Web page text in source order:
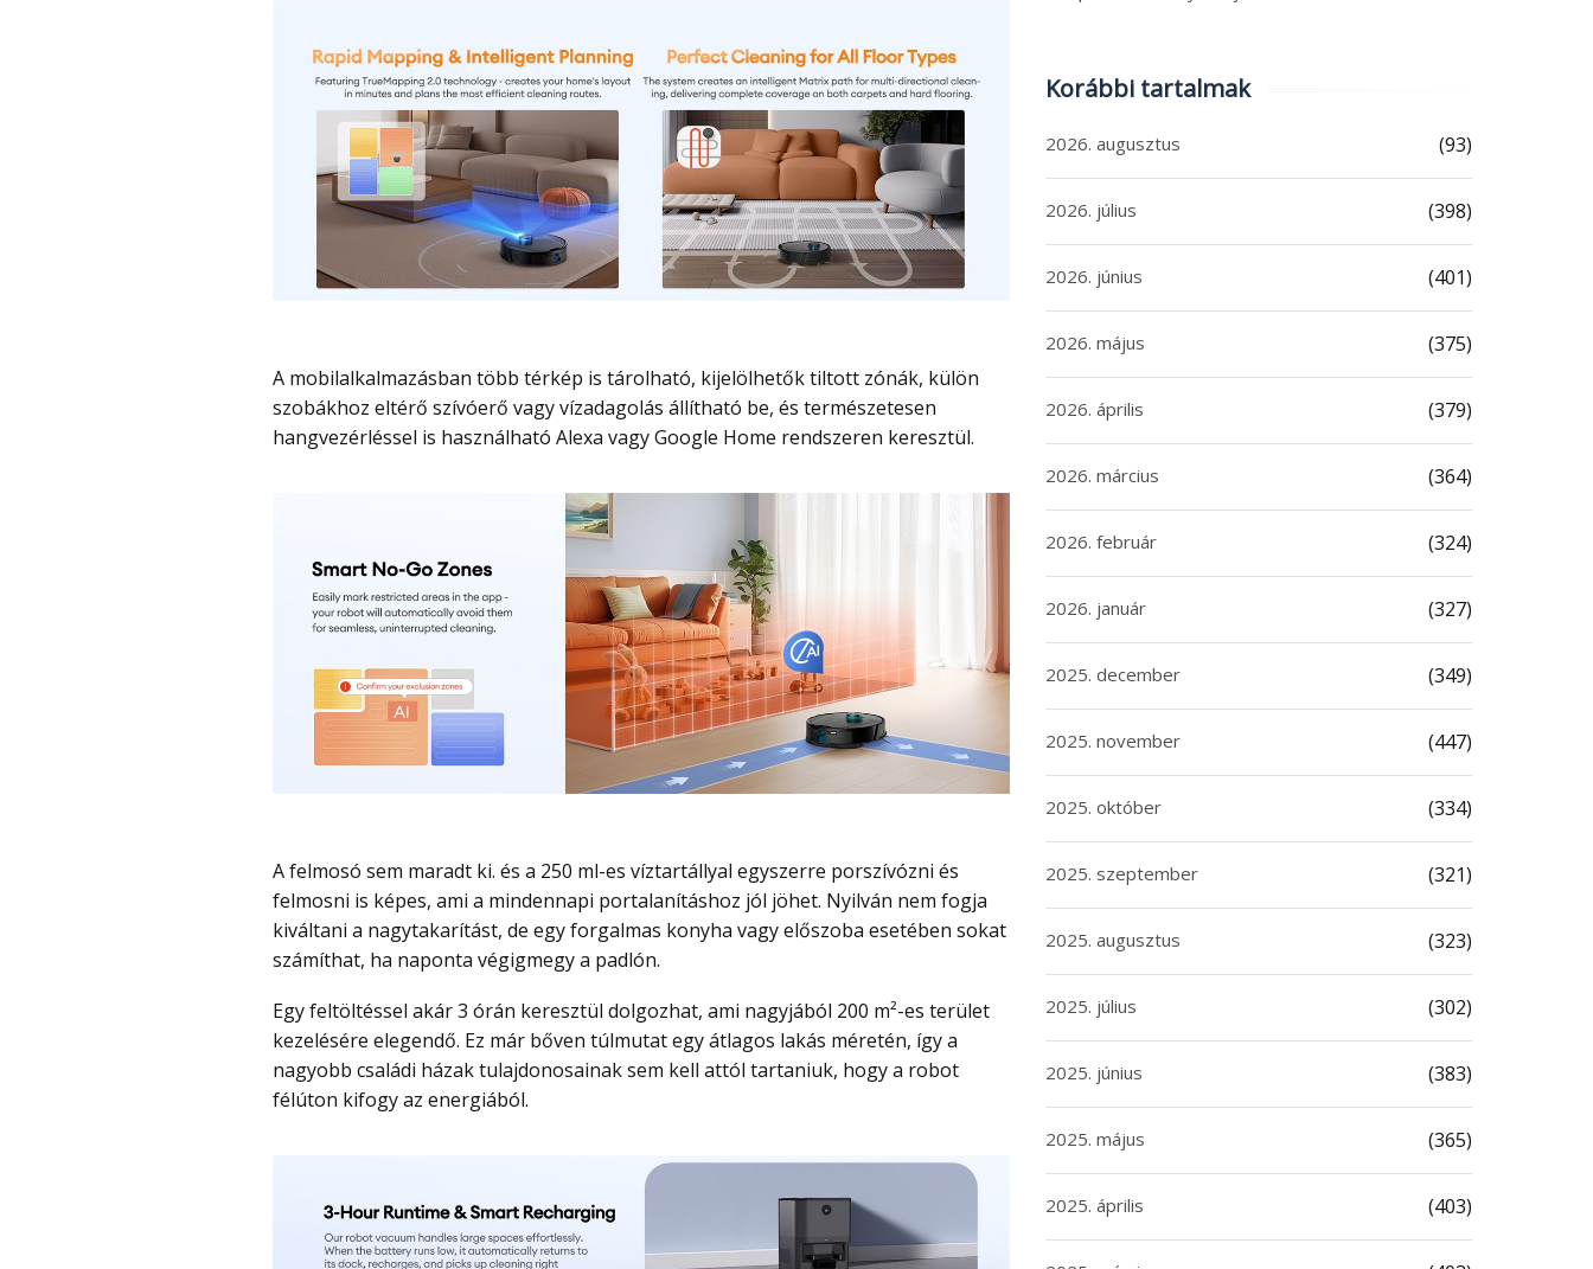
A mobilalkalmazásban több térkép is tárolható, kijelölhetők tiltott zónák, külön
szobákhoz eltérő szívóerő vagy vízadagolás állítható be, és természetesen
hangvezérléssel is használható Alexa vagy Google Home rendszeren keresztül.
A felmosó sem maradt ki. és a 250 ml-es víztartállyal egyszerre porszívózni és
felmosni is képes, ami a mindennapi portalanításhoz jól jöhet. Nyilván nem fogja
kiváltani a nagytakarítást, de egy forgalmas konyha vagy előszoba esetében sokat
számíthat, ha naponta végigmegy a padlón.
Egy feltöltéssel akár 3 órán keresztül dolgozhat, ami nagyjából 200 m²-es terület
kezelésére elegendő. Ez már bőven túlmutat egy átlagos lakás méretén, így a
nagyobb családi házak tulajdonosainak sem kell attól tartaniuk, hogy a robot
félúton kifogy az energiából.
Korábbi tartalmak
2026. augusztus (93)
2026. július (398)
2026. június (401)
2026. május (375)
2026. április (379)
2026. március (364)
2026. február (324)
2026. január (327)
2025. december (349)
2025. november (447)
2025. október (334)
2025. szeptember (321)
2025. augusztus (323)
2025. július (302)
2025. június (383)
2025. május (365)
2025. április (403)